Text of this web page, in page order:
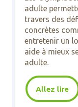
adulte
travers des
concrètes
entretenir un
aide à mieux
adulte.
Allez lire